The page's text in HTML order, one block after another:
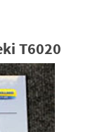
T6020